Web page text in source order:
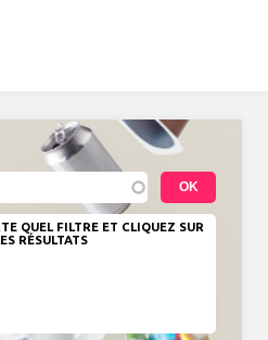
QUEL FILTRE ET CLIQUEZ SUR
RÉSULTATS